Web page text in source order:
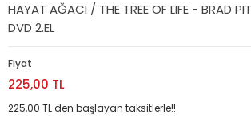
HAYAT AĞACI / THE TREE OF LIFE - BRAD
DVD 2.EL
Fiyat
225,00 TL
225,00 TL den başlayan taksitlerle!!